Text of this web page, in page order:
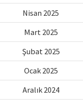
Nisan 2025
Mart 2025
Şubat 2025
Ocak 2025
Aralık 2024